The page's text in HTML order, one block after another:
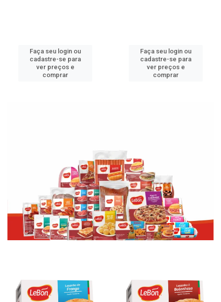
Faça seu login ou
cadastre-se para
ver preços e
comprar
Faça seu login ou
cadastre-se para
ver preços e
comprar